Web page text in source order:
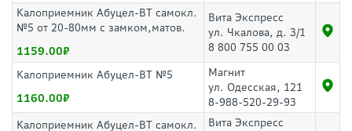
Калоприемник Абуцел-ВТ самокл.
№5 от 20-80мм с замком,матов.
1159.00
Вита Экспресс
ул. Чкалова, д. 3/1
8 800 755 00 03
Калоприемник Абуцел-ВТ №5
1160.00
Магнит
ул. Одесская, 121
8-988-520-29-93
Калоприемник Абуцел-ВТ самокл.
Вита Экспресс